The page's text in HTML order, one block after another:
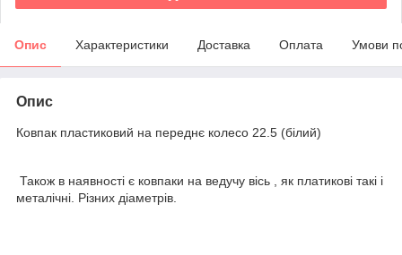
Опис Характеристики Доставка Оплата Умови
Опис
Ковпак пластиковий на переднє колесо 22.5 (білий)
Також в наявності є ковпаки на ведучу вісь , як платикові такі і
металічні. Різних діаметрів.